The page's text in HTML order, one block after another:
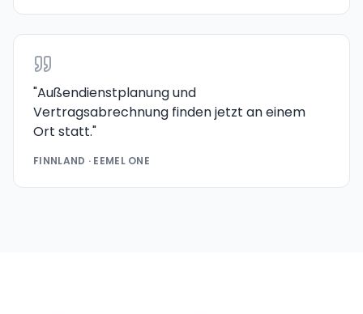
"Außendienstplanung und
Vertragsabrechnung finden jetzt an einem
Ort statt."
FINNLAND · EEMEL ONE